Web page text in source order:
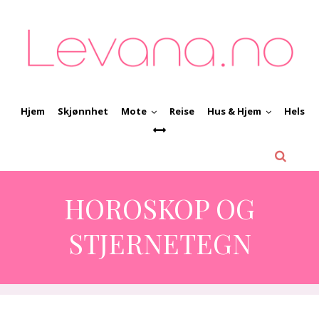
Hjem Skjønnhet Mote Reise Hus & Hjem Helse
HOROSKOP OG
STJERNETEGN